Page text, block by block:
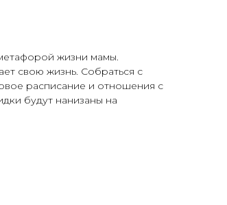
жизни мамы.
свою жизнь. Собраться с
расписание и отношения с
будут нанизаны на